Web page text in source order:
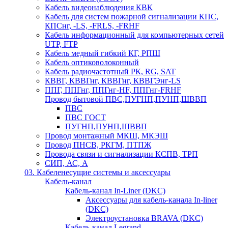
Кабель видеонаблюдения КВК
Кабель для систем пожарной сигнализации КПС,
КПСнг, -LS, -FRLS, -FRHF
Кабель информационный для компьютерных сетей
UTP, FTP
Кабель медный гибкий КГ, РПШ
Кабель оптиковолоконный
Кабель радиочастотный РК, RG, SAT
КВВГ, КВВГнг, КВВГнг, КВВГЭнг-LS
ППГ, ППГнг, ППГнг-HF, ППГнг-FRHF
Провод бытовой ПВС,ПУГНП,ПУНП,ШВВП
ПВС
ПВС ГОСТ
ПУГНП,ПУНП,ШВВП
Провод монтажный МКШ, МКЭШ
Провод ПНСВ, РКГМ, ПТПЖ
Провода связи и сигнализации КСПВ, ТРП
СИП, АС, А
03. Кабеленесущие системы и аксессуары
Кабель-канал
Кабель-канал In-Liner (DKC)
Аксессуары для кабель-канала In-liner
(DKC)
Электроустановка BRAVA (DKC)